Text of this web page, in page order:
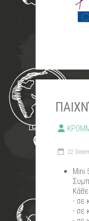
22
Mini
- σε
- σε